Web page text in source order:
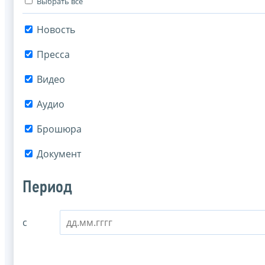
Новость
Пресса
Видео
Аудио
Брошюра
Документ
Период
с